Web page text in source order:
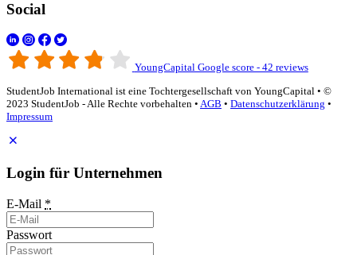
Social
YoungCapital Google score - 42 reviews
StudentJob International ist eine Tochtergesellschaft von YoungCapital • ©
2023 StudentJob - Alle Rechte vorbehalten • AGB • Datenschutzerklärung •
Impressum
Login für Unternehmen
E-Mail *
Passwort